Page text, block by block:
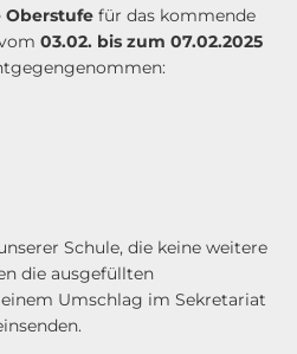
für das kommende
03.02. bis zum 07.02.2025
Freitag:
Mittwoch:
Schule, die keine weitere
die ausgefüllten
Umschlag im Sekretariat